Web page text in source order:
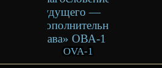
OVA-1